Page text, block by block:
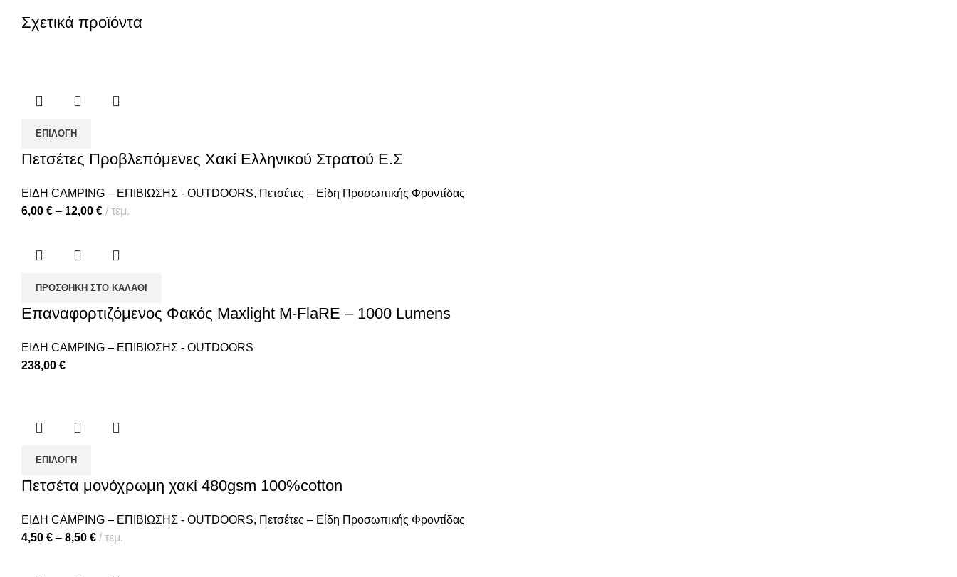
Σχετικά προϊόντα
ΕΠΙΛΟΓΉ
Πετσέτες Προβλεπόμενες Χακί Ελληνικού Στρατού Ε.Σ
ΕΙΔΗ CAMPING – ΕΠΙΒΙΩΣΗΣ - OUTDOORS, Πετσέτες – Είδη Προσωπικής Φροντίδας
6,00 € – 12,00 € τεμ.
ΠΡΟΣΘΉΚΗ ΣΤΟ ΚΑΛΆΘΙ
Επαναφορτιζόμενος Φακός Maxlight M-FlaRE – 1000 Lumens
ΕΙΔΗ CAMPING – ΕΠΙΒΙΩΣΗΣ - OUTDOORS
238,00 €
ΕΠΙΛΟΓΉ
Πετσέτα μονόχρωμη χακί 480gsm 100%cotton
ΕΙΔΗ CAMPING – ΕΠΙΒΙΩΣΗΣ - OUTDOORS, Πετσέτες – Είδη Προσωπικής Φροντίδας
4,50 € – 8,50 € τεμ.